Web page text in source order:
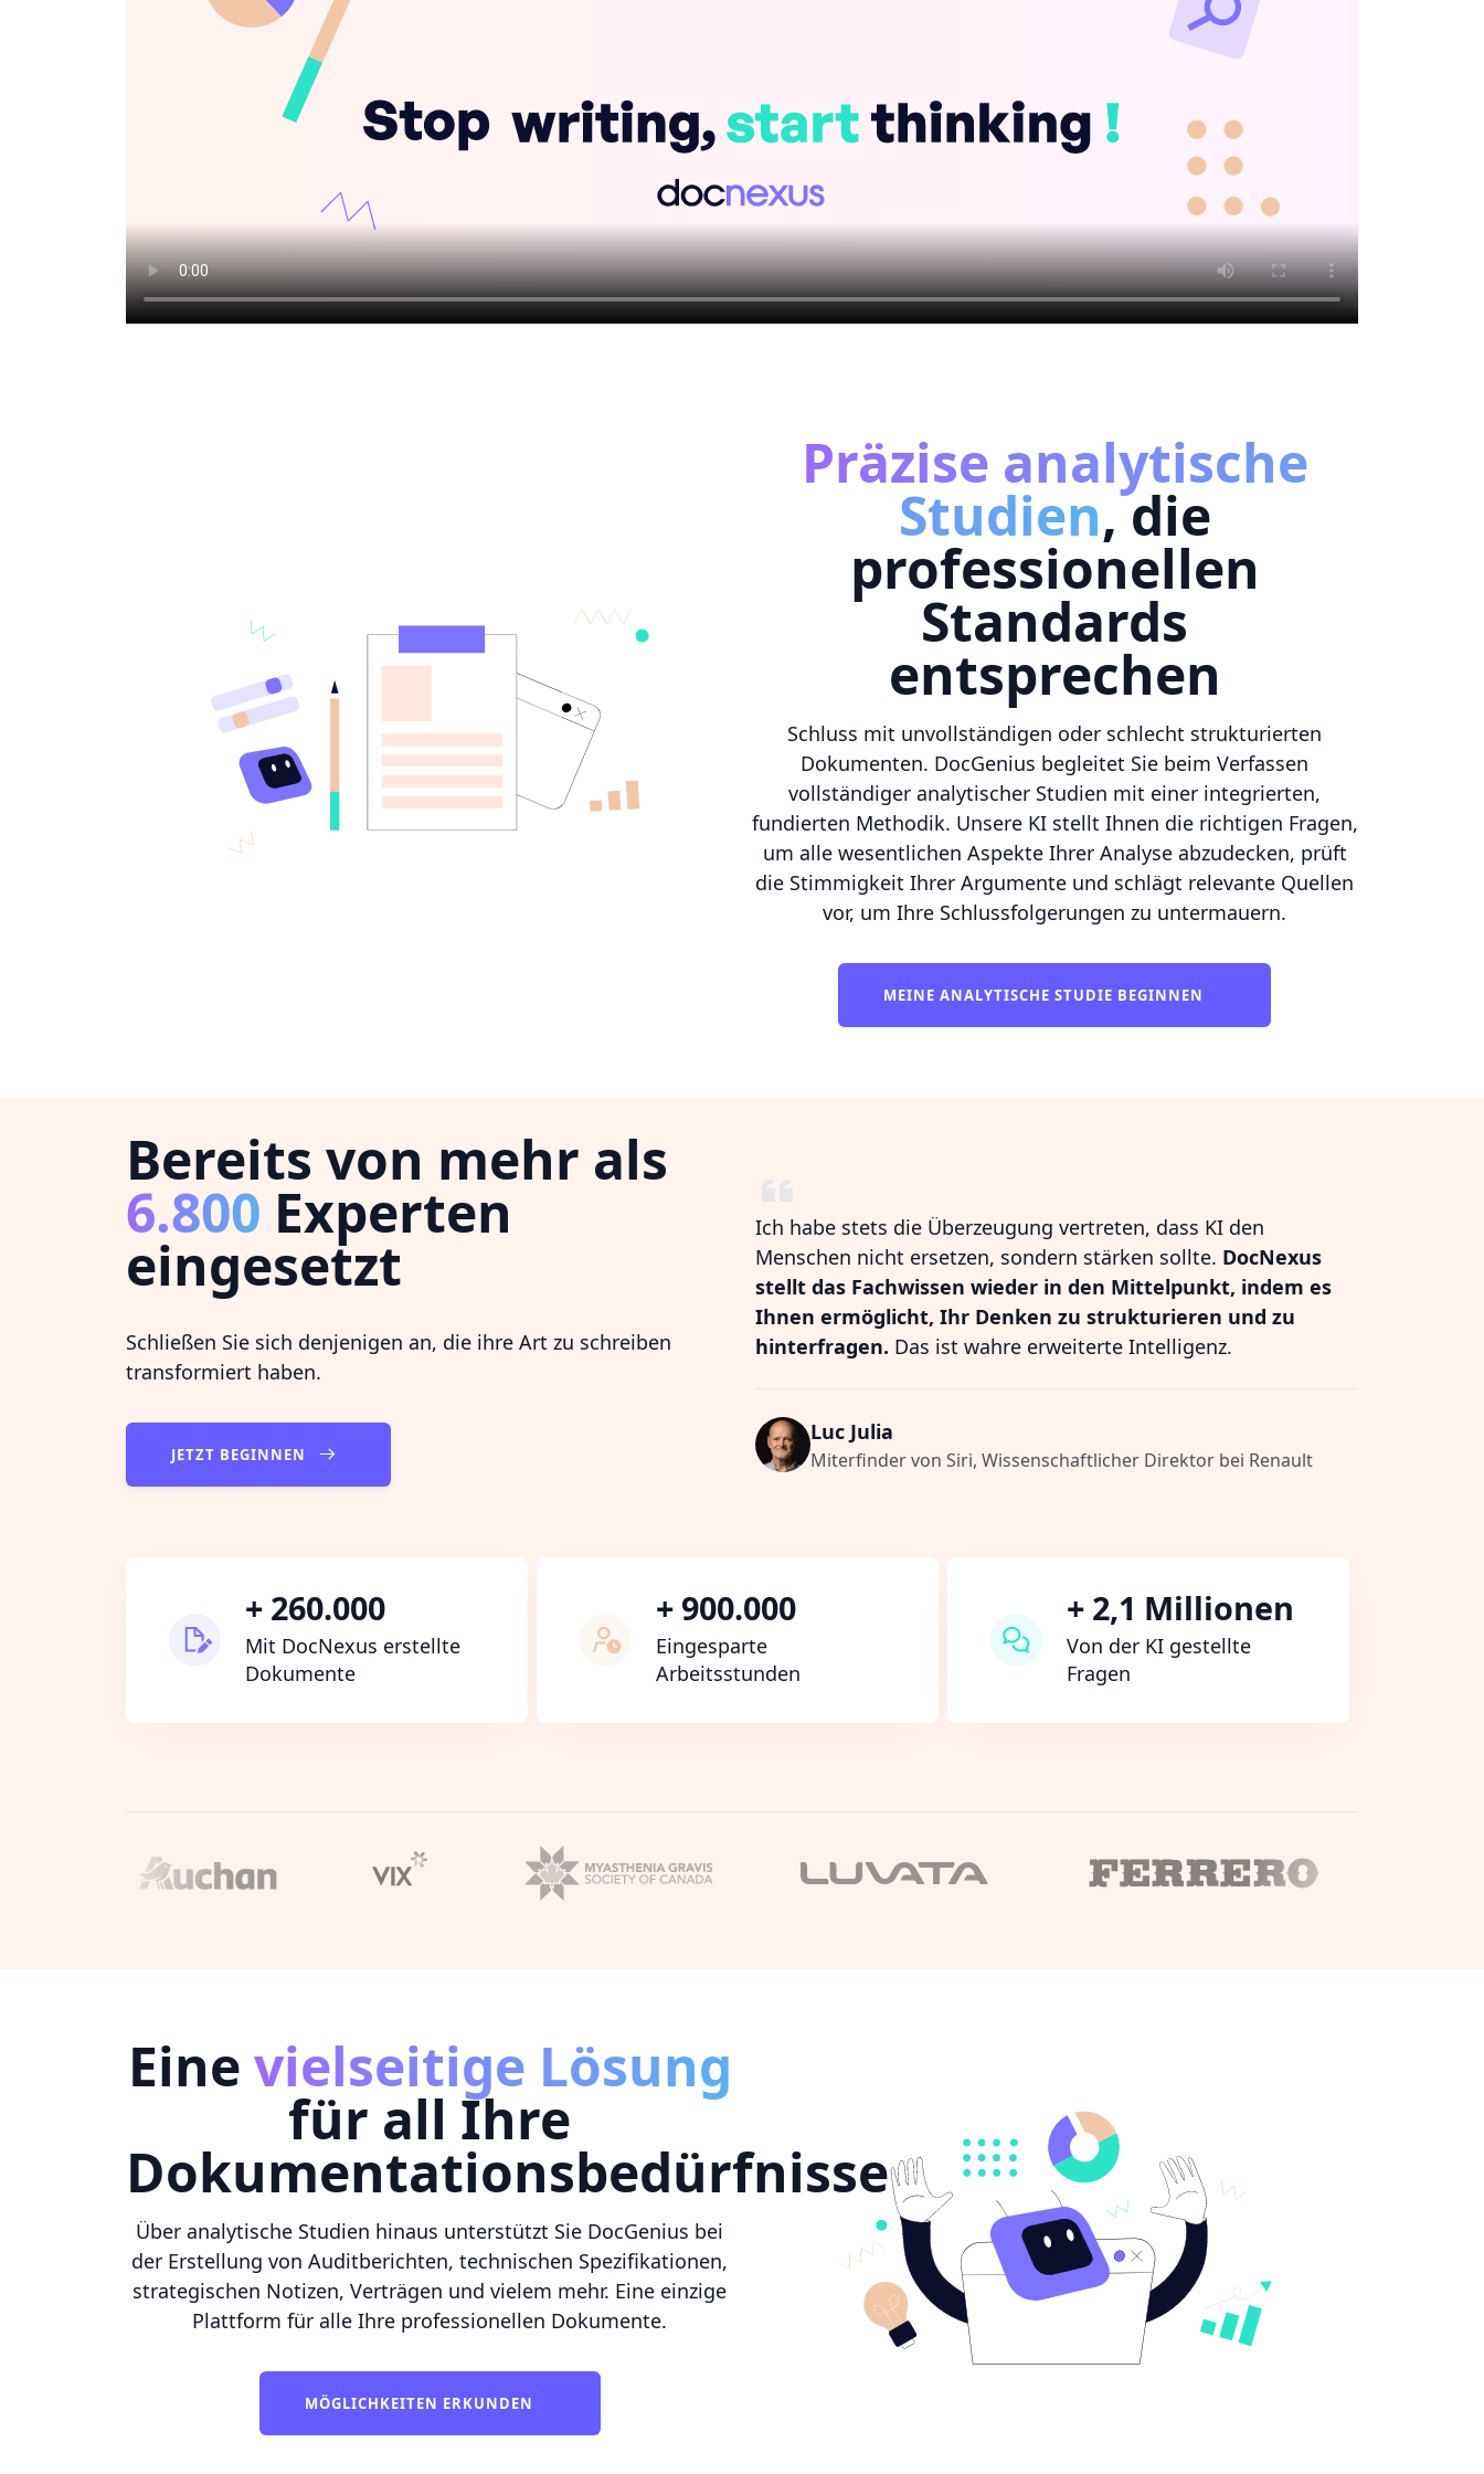
Präzise analytische
Studien, die
professionellen
Standards
entsprechen
Schluss mit unvollständigen oder schlecht strukturierten
Dokumenten. DocGenius begleitet Sie beim Verfassen
vollständiger analytischer Studien mit einer integrierten,
fundierten Methodik. Unsere KI stellt Ihnen die richtigen Fragen,
um alle wesentlichen Aspekte Ihrer Analyse abzudecken, prüft
die Stimmigkeit Ihrer Argumente und schlägt relevante Quellen
vor, um Ihre Schlussfolgerungen zu untermauern.
MEINE ANALYTISCHE STUDIE BEGINNEN
Bereits von mehr als
6.800 Experten
eingesetzt
Schließen Sie sich denjenigen an, die ihre Art zu schreiben
transformiert haben.
JETZT BEGINNEN
Ich habe stets die Überzeugung vertreten, dass KI den
Menschen nicht ersetzen, sondern stärken sollte. DocNexus
stellt das Fachwissen wieder in den Mittelpunkt, indem es
Ihnen ermöglicht, Ihr Denken zu strukturieren und zu
hinterfragen. Das ist wahre erweiterte Intelligenz.
Luc Julia
Miterfinder von Siri, Wissenschaftlicher Direktor bei Renault
+ 260.000
Mit DocNexus erstellte
Dokumente
+ 900.000
Eingesparte
Arbeitsstunden
+ 2,1 Millionen
Von der KI gestellte
Fragen
Eine vielseitige Lösung
für all Ihre
Dokumentationsbedürfnisse
Über analytische Studien hinaus unterstützt Sie DocGenius bei
der Erstellung von Auditberichten, technischen Spezifikationen,
strategischen Notizen, Verträgen und vielem mehr. Eine einzige
Plattform für alle Ihre professionellen Dokumente.
MÖGLICHKEITEN ERKUNDEN